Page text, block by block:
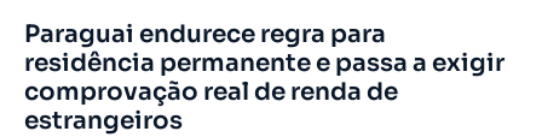
Paraguai endurece regra para
residência permanente e passa a exigir
comprovação real de renda de
estrangeiros